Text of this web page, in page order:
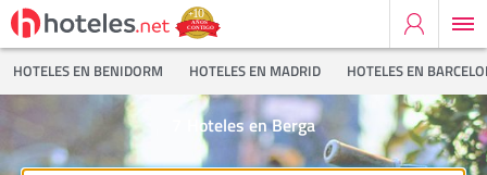
HOTELES EN BENIDORM HOTELES EN MADRID HOTELES EN
Hoteles en Berga